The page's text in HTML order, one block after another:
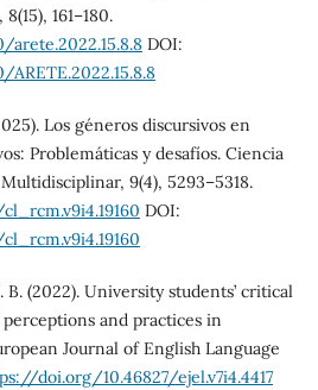
161–180.
DOI:
Los géneros discursivos en
Problemáticas y desafíos. Ciencia
9(4), 5293–5318.
DOI:
B. (2022). University students’ critical
and practices in
Journal of English Language
doi.org/10.46827/ejel.v7i4.4417